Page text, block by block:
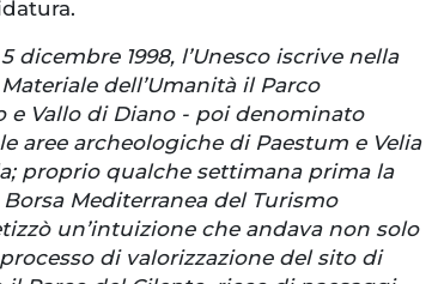
dicembre 1998, l’Unesco iscrive nella
dell’Umanità il Parco
e Vallo di Diano - poi denominato
aree archeologiche di Paestum e Velia
proprio qualche settimana prima la
Mediterranea del Turismo
un’intuizione che andava non solo
di valorizzazione del sito di